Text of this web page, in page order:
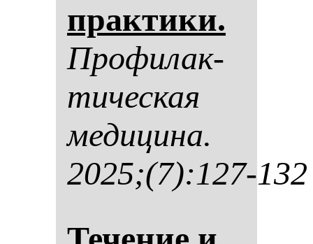
прак­ти­ки.
Про­фи­лак­
ти­чес­кая
ме­ди­ци­на.
2025;(7):127-132